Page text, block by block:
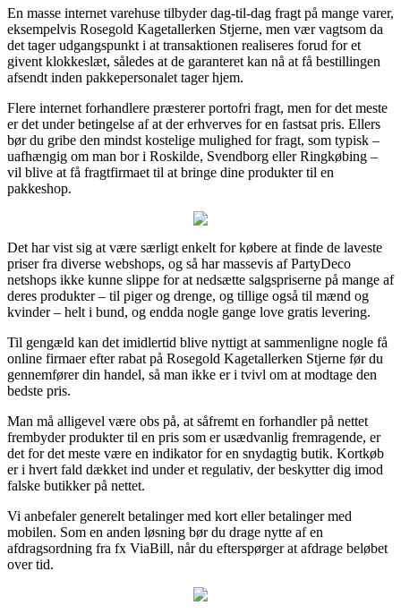
En masse internet varehuse tilbyder dag-til-dag fragt på mange varer,
eksempelvis Rosegold Kagetallerken Stjerne, men vær vagtsom da
det tager udgangspunkt i at transaktionen realiseres forud for et
givent klokkeslæt, således at de garanteret kan nå at få bestillingen
afsendt inden pakkepersonalet tager hjem.
Flere internet forhandlere præsterer portofri fragt, men for det meste
er det under betingelse af at der erhverves for en fastsat pris. Ellers
bør du gribe den mindst kostelige mulighed for fragt, som typisk –
uafhængig om man bor i Roskilde, Svendborg eller Ringkøbing –
vil blive at få fragtfirmaet til at bringe dine produkter til en
pakkeshop.
Det har vist sig at være særligt enkelt for købere at finde de laveste
priser fra diverse webshops, og så har massevis af PartyDeco
netshops ikke kunne slippe for at nedsætte salgspriserne på mange af
deres produkter – til piger og drenge, og tillige også til mænd og
kvinder – helt i bund, og endda nogle gange love gratis levering.
Til gengæld kan det imidlertid blive nyttigt at sammenligne nogle få
online firmaer efter rabat på Rosegold Kagetallerken Stjerne før du
gennemfører din handel, så man ikke er i tvivl om at modtage den
bedste pris.
Man må alligevel være obs på, at såfremt en forhandler på nettet
frembyder produkter til en pris som er usædvanlig fremragende, er
det for det meste være en indikator for en snydagtig butik. Kortkøb
er i hvert fald dækket ind under et regulativ, der beskytter dig imod
falske butikker på nettet.
Vi anbefaler generelt betalinger med kort eller betalinger med
mobilen. Som en anden løsning bør du drage nytte af en
afdragsordning fra fx ViaBill, når du efterspørger at afdrage beløbet
over tid.